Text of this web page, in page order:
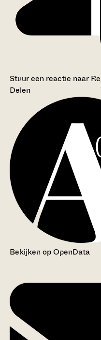
Stuur een reactie naar
Delen
Bekijken op OpenData